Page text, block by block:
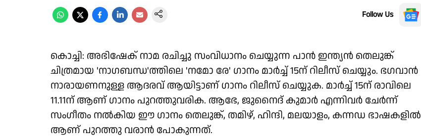
Follow Us
കൊച്ചി: അഭിഷേക് നാമ രചിച്ചു സംവിധാനം ചെയ്യുന്ന പാൻ ഇന്ത്യൻ തെലുങ്ക്
ചിത്രമായ 'നാഗബന്ധ'ത്തിലെ 'നമോ രേ' ഗാനം മാർച്ച് 15ന് റിലീസ് ചെയ്യും. ഭഗവാൻ
നാരായണനുള്ള ആദരവ് ആയിട്ടാണ് ഗാനം റിലീസ് ചെയ്യുക. മാർച്ച് 15ന് രാവിലെ
11.11ന് ആണ് ഗാനം പുറത്തുവരിക. ആഭേ, ജുനൈദ് കുമാർ എന്നിവർ ചേർന്ന്
സംഗീതം നൽകിയ ഈ ഗാനം തെലുങ്ക്, തമിഴ്, ഹിന്ദി, മലയാളം, കന്നഡ ഭാഷകളിൽ
ആണ് പുറത്തു വരാൻ പോകുന്നത്.